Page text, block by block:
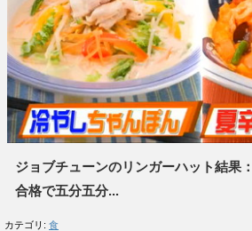
ジョブチューンのリンガーハット結果
合格で五分五分...
カテゴリ: 食